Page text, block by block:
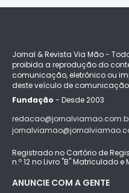
Jornal & Revista Via Mão -
proibida a reprodução do
comunicação, eletrônico ou
deste veículo de comunicação
Fundação - Desde 2003
Registrado no Cartório de
n.º 12 no Livro "B" Matriculado
ANUNCIE COM A GENTE